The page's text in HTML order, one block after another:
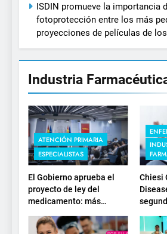
ISDIN promueve la importancia
fotoprotección entre los más
proyecciones de películas de
Industria
ATENCIÓN PRIMARIA
ESPECIALISTAS
El Gobierno aprueba el
proyecto de ley del
medicamento: más
estratégica y
Chiesi